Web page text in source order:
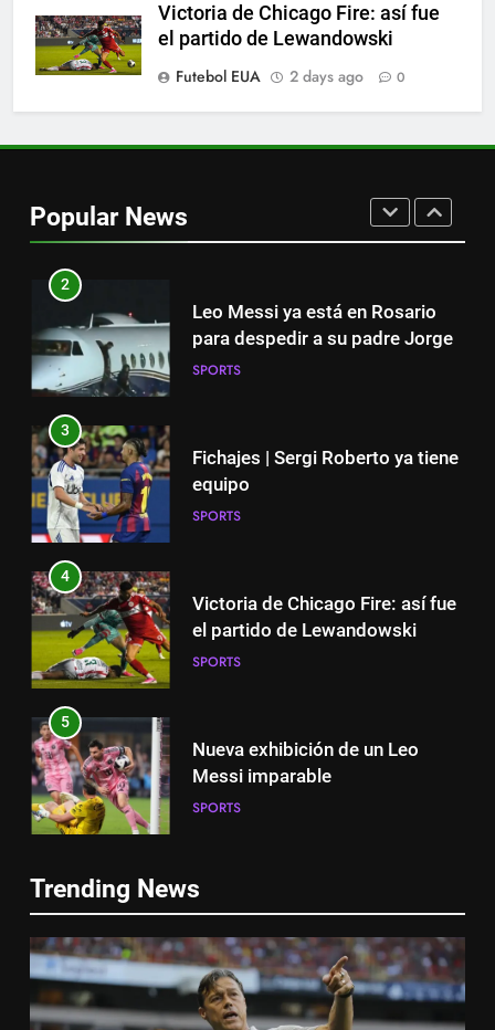
Victoria de Chicago Fire: así fue
el partido de Lewandowski
Futebol EUA
2 days ago 0
Popular News
Histórico: a MLS baixa as
cortinas para a Copa do Mundo
SPORTS
mucha tristeza; yo perdí a mi
padre y el dolor es inexplicable”
2
Leo Messi ya está en Rosario
para despedir a su padre Jorge
SPORTS
3
Fichajes | Sergi Roberto ya tiene
equipo
SPORTS
4
Victoria de Chicago Fire: así fue
el partido de Lewandowski
SPORTS
5
Nueva exhibición de un Leo
Messi imparable
SPORTS
Cambios en la MLS
SPORTS
7
Trending NewsNueva exhibición de un Leo
Messi imparable
SPORTS
6